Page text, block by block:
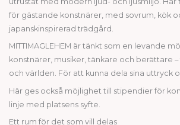
för gästande konstnärer, med sovrum, kök
japanskinspirerad trädgård.
MITTIMAGLEHEM är tänkt som en levande
konstnärer, musiker, tänkare och berättare
och världen. För att kunna dela sina uttryck
Här ges också möjlighet till stipendier för
linje med platsens syfte.
Ett rum för det som vill delas